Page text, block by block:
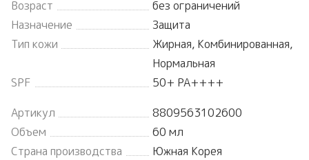
Возраст
без ограничений
Назначение
Защита
Тип кожи
Жирная, Комбинированная,
Нормальная
SPF
50+ PA++++
Артикул
8809563102600
Объем
60 мл
Страна производства
Южная Корея